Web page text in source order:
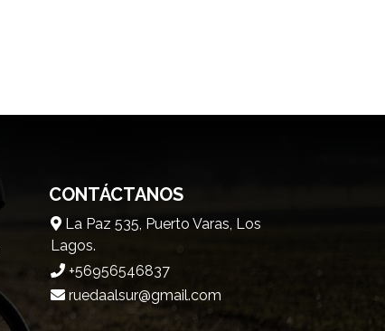
CONTÁCTANOS
La Paz 535, Puerto Varas, Los
Lagos.
+56956546837
ruedaalsur@gmail.com